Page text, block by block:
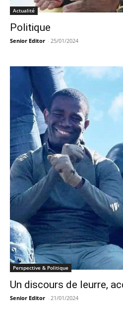
Actualité
Politique
Senior Editor - 25/01/2024
Perspective & Politique
Un discours de leurre,
Senior Editor - 21/01/2024